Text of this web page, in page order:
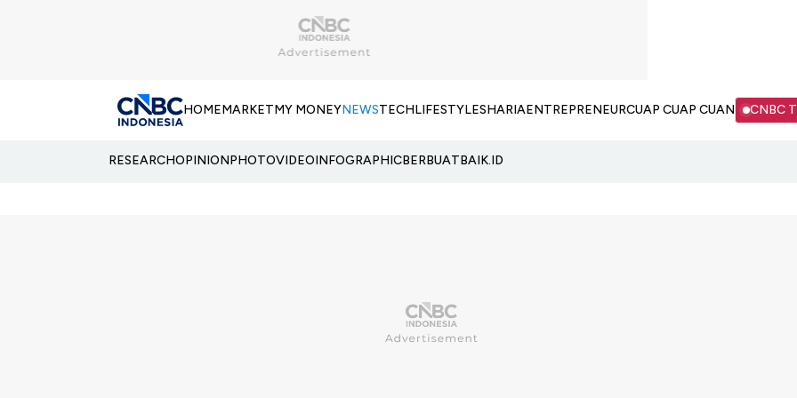
HOMEMARKETMY MONEYNEWSTECHLIFESTYLESHARIAENTREPRENEURCUAP CUAP CUAN CNBC
RESEARCHOPINIONPHOTOVIDEOINFOGRAPHICBERBUATBAIK.ID